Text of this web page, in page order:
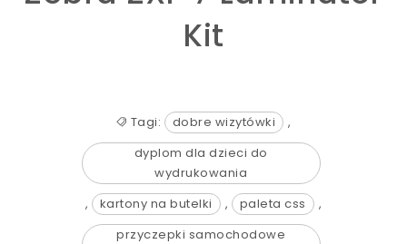
Kit
Tagi: dobre wizytówki
,
dyplom dla dzieci do
wydrukowania
,
kartony na butelki , paleta css
,
przyczepki samochodowe